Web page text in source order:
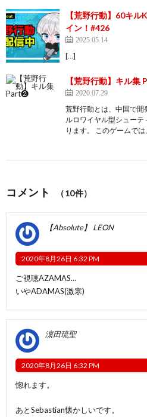
【荒野行動】60キ
イン！#426
2025.05.14
[…]
【荒野行動】キル
2020.07.29
荒野行動とは、中国で開
ルロワイヤル型シュー
ります。 このゲームで
コメント （10件）
【Absolute】 LEON
2020年8月26日 6:32 PM
ご視聴AZAMAS…
いやADAMAS(激寒)
濵田琉聖
2020年8月26日 6:32 PM
惚れます。
あとSebastian懐かしいです。